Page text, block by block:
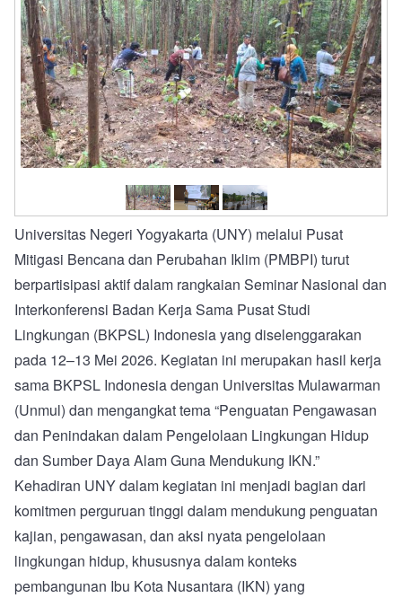
Universitas Negeri Yogyakarta (UNY) melalui Pusat
Mitigasi Bencana dan Perubahan Iklim (PMBPI) turut
berpartisipasi aktif dalam rangkaian Seminar Nasional dan
Interkonferensi Badan Kerja Sama Pusat Studi
Lingkungan (BKPSL) Indonesia yang diselenggarakan
pada 12–13 Mei 2026. Kegiatan ini merupakan hasil kerja
sama BKPSL Indonesia dengan Universitas Mulawarman
(Unmul) dan mengangkat tema “Penguatan Pengawasan
dan Penindakan dalam Pengelolaan Lingkungan Hidup
dan Sumber Daya Alam Guna Mendukung IKN.”
Kehadiran UNY dalam kegiatan ini menjadi bagian dari
komitmen perguruan tinggi dalam mendukung penguatan
kajian, pengawasan, dan aksi nyata pengelolaan
lingkungan hidup, khususnya dalam konteks
pembangunan Ibu Kota Nusantara (IKN) yang